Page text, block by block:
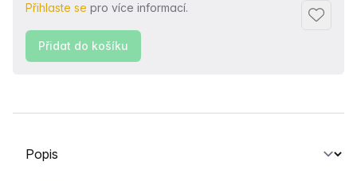
Přihlaste se pro více informací.
Přidat
Přidat do košíku
Vyberte kartu